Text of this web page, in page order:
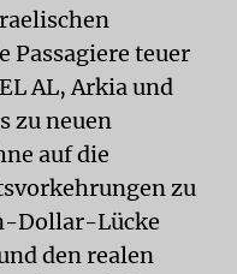
Passagiere teuer
AL, Arkia und
zu neuen
auf die
zu
Dollar-Lücke
den realen